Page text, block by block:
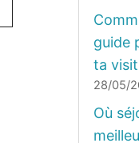
guide
ta
28/05/
Où